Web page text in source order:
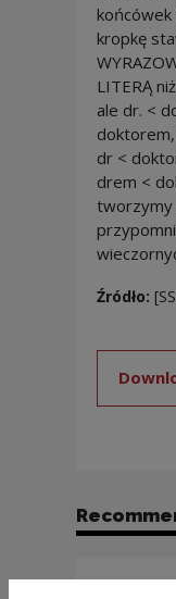
końcówek
kropkę
LITERĄ
ale dr. <
dr <
drem <
tworzymy
Źródło: